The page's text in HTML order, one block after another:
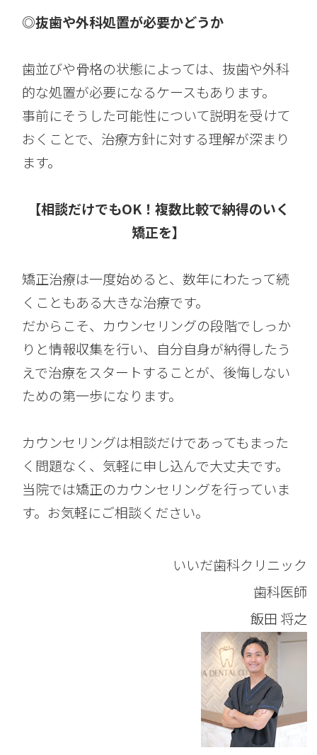
◎抜歯や外科処置が必要かどうか
歯並びや骨格の状態によっては、抜歯や外科
的な処置が必要になるケースもあります。
事前にそうした可能性について説明を受けて
おくことで、治療方針に対する理解が深まり
ます。
【相談だけでもOK！複数比較で納得のいく
矯正を】
矯正治療は一度始めると、数年にわたって続
くこともある大きな治療です。
だからこそ、カウンセリングの段階でしっか
りと情報収集を行い、自分自身が納得したう
えで治療をスタートすることが、後悔しない
ための第一歩になります。
カウンセリングは相談だけであってもまった
く問題なく、気軽に申し込んで大丈夫です。
当院では矯正のカウンセリングを行っていま
す。お気軽にご相談ください。
いいだ歯科クリニック
歯科医師
飯田 将之